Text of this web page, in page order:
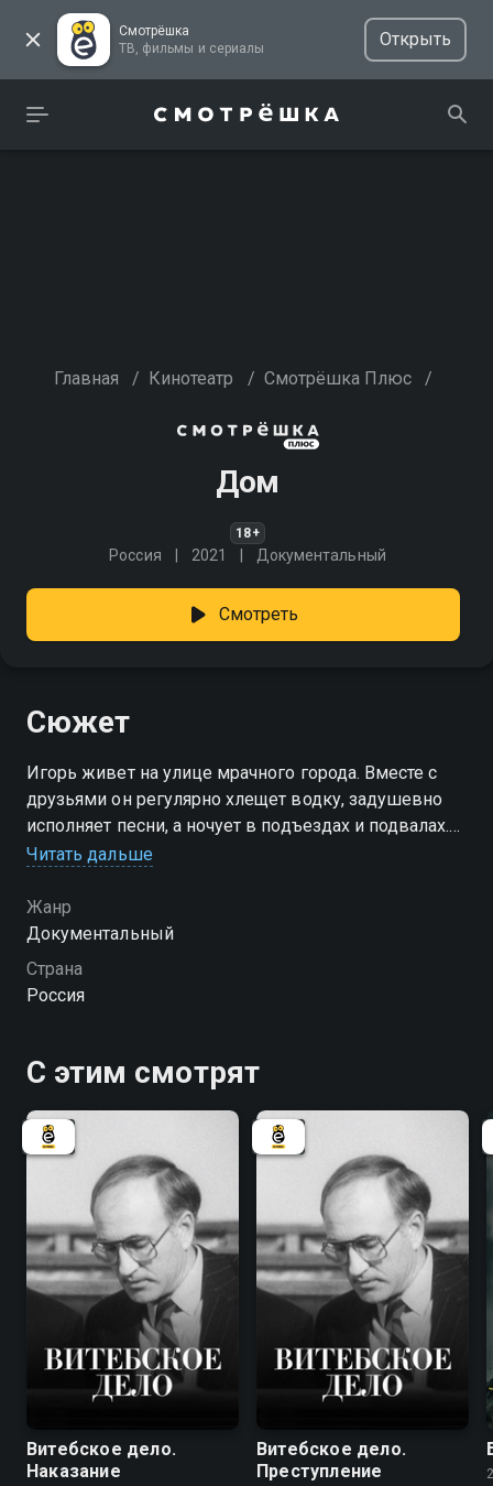
Смотрёшка
ТВ, фильмы и сериалы
Открыть
Главная / Кинотеатр / Смотрёшка Плюс /
Дом
18+
Россия 2021 Документальный
Смотреть
Сюжет
Игорь живет на улице мрачного города. Вместе с
друзьями он регулярно хлещет водку, задушевно
исполняет песни, а ночует в подъездах и подвалах.
Жизнь, в общем, непростая, но давно для него
родственниками, от которых приходит печальная
весть - умер папа. Собравшись с силами, Игорь
отправляется домой. Блудный сын не
задерживается в родительском крове и
уличных кошек и рыжего котенка.
Читать дальше
Жанр
Документальный
Страна
Россия
С этим смотрят
Витебское дело.
Наказание
Витебское дело.
Преступление